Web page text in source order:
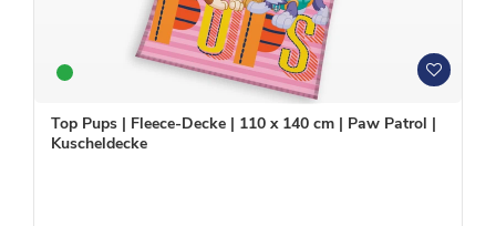
W
n
s
Top Pups | Fleece-Decke | 110 x 140 cm | Paw Patrol |
Kuscheldecke
W
n
s